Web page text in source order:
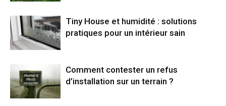
Tiny House et humidité : solutions
pratiques pour un intérieur sain
Comment contester un refus
d’installation sur un terrain ?